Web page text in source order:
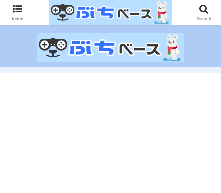
ゲームに課金して得た情報をゲーム記事に仕上げて、収益以上の課金をする無
限機関サイトです。
Index Search